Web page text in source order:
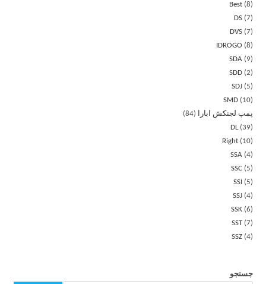
Best 8
DS 7
DVS 7
IDROGO
8
SDA
9
SDD 2
SDJ
5
SMD
10
پمپ لجنکش ابارا
84
DL 39
Right
10
SSA 4
SSC
5
SSI
5
SSJ 4
SSK 6
SST 7
SSZ 4
جستجو